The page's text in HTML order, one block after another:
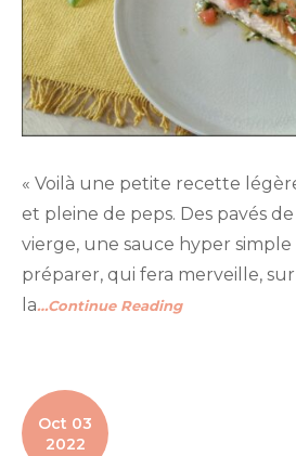
« Voilà une petite recette
et pleine de peps. Des pavés
vierge, une sauce hyper simple
préparer, qui fera merveille,
la…Continue Reading
Oct 03
2022